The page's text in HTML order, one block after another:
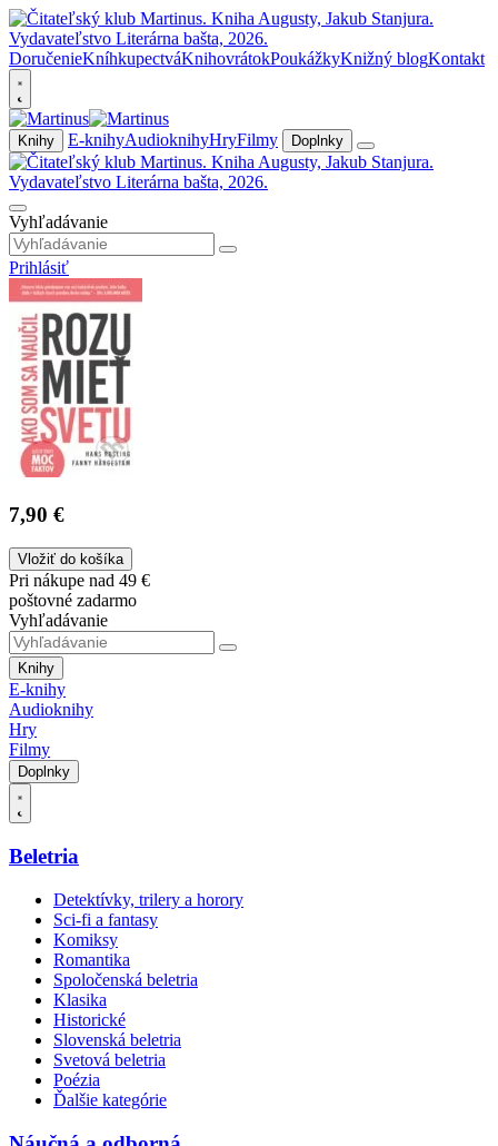
DoručenieKníhkupectváKnihovrátokPoukážkyKnižný blogKontakt
Knihy E-knihyAudioknihyHryFilmy Doplnky
Vyhľadávanie
Prihlásiť
7,90 €
Vložiť do košíka
Pri nákupe nad 49 €
poštovné zadarmo
Vyhľadávanie
Knihy
E-knihy
Audioknihy
Hry
Filmy
Doplnky
Beletria
Detektívky, trilery a horory
Sci-fi a fantasy
Komiksy
Romantika
Spoločenská beletria
Klasika
Historické
Slovenská beletria
Svetová beletria
Poézia
Ďalšie kategórie